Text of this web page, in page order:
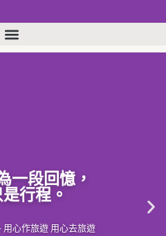
一段回憶，
行程。
心作旅遊 用心去旅遊